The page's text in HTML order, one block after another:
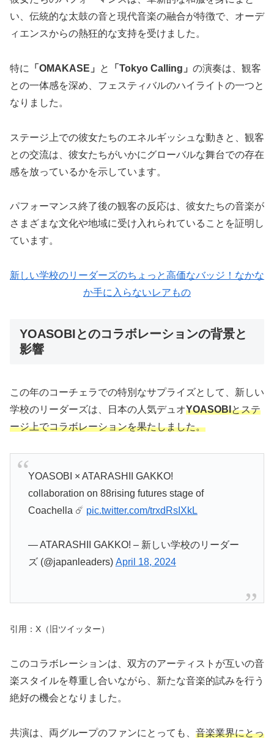
い、伝統的な太鼓の音と現代音楽の融合が特徴で、オーデ
ィエンスからの熱狂的な支持を受けました。
特に 「OMAKASE」 と 「Tokyo Calling」 の演奏は、観客
との一体感を深め、フェスティバルのハイライトの一つと
なりました。
ステージ上での彼女たちのエネルギッシュな動きと、観客
との交流は、彼女たちがいかにグローバルな舞台での存在
感を放っているかを示しています。
パフォーマンス終了後の観客の反応は、彼女たちの音楽が
さまざまな文化や地域に受け入れられていることを証明し
ています。
新しい学校のリーダーズのちょっと高価なバッジ！なかな
か手に入らないレアもの
YOASOBIとのコラボレーションの背景と
影響
この年のコーチェラでの特別なサプライズとして、新しい
学校のリーダーズは、日本の人気デュオYOASOBIとステ
ージ上でコラボレーションを果たしました。
YOASOBI × ATARASHII GAKKO!
collaboration on 88rising futures stage of
Coachella ☄️ pic.twitter.com/trxdRsIXkL
— ATARASHII GAKKO! – 新しい学校のリーダー
ズ (@japanleaders) April 18, 2024
引用：X（旧ツイッター）
このコラボレーションは、双方のアーティストが互いの音
楽スタイルを尊重し合いながら、新たな音楽的試みを行う
絶好の機会となりました。
共演は、両グループのファンにとっても、 音楽業界にとっ